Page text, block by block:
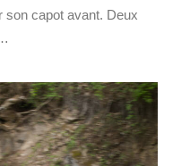
son capot avant. Deux